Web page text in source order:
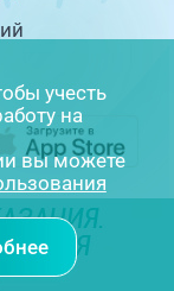
учесть
на
вы можете